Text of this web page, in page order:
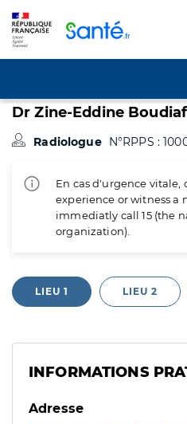
Dr Zine-Eddine Boudiaf
Radiologue N°RPPS :
En cas d'urgence vitale,
experience or witness a
immediatly call 15 (the
organization).
LIEU 1 LIEU 2
INFORMATIONS
Adresse